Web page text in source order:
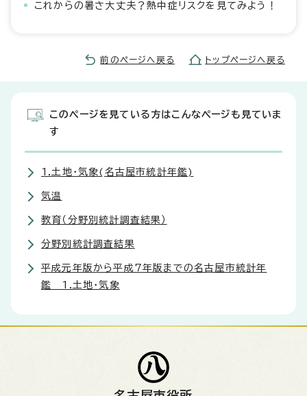
これからの暑さ大丈夫？熱中症リスクを見てみよう！
前のページへ戻る トップページへ戻る
このページを見ている方はこんなページも見ていま
す
1.土地・気象(名古屋市統計年鑑)
気温
教育（分野別統計調査結果）
分野別統計調査結果
平成元年版から平成7年版までの名古屋市統計年
鑑 1.土地・気象